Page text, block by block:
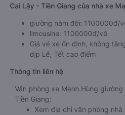
Cai Lậy - Tiền Giang của nhà xe
giường nằm đôi: 1100000đ/
limousine: 1100000đ/vé
Giá vé xe ổn định, không
dịp Lễ, Tết cao điểm
Thông tin liên hệ
Văn phòng xe Mạnh Hùng
Tiền Giang:
Xem địa chỉ văn phòng nhà